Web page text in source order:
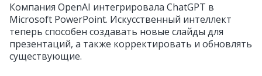
Компания OpenAI интегрировала ChatGPT в
Microsoft PowerPoint. Искусственный интеллект
теперь способен создавать новые слайды для
презентаций, а также корректировать и обновлять
существующие.